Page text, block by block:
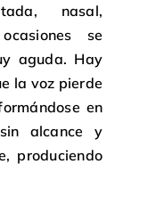
nasal,
se
aguda. Hay
la voz pierde
en
alcance y
produciendo